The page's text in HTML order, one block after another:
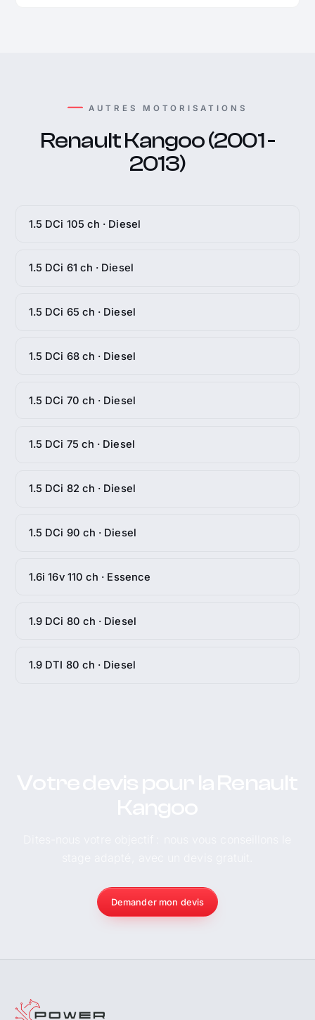
AUTRES MOTORISATIONS
Renault Kangoo (2001 -
2013)
1.5 DCi 105 ch · Diesel
1.5 DCi 61 ch · Diesel
1.5 DCi 65 ch · Diesel
1.5 DCi 68 ch · Diesel
1.5 DCi 70 ch · Diesel
1.5 DCi 75 ch · Diesel
1.5 DCi 82 ch · Diesel
1.5 DCi 90 ch · Diesel
1.6i 16v 110 ch · Essence
1.9 DCi 80 ch · Diesel
1.9 DTI 80 ch · Diesel
Demander mon devis